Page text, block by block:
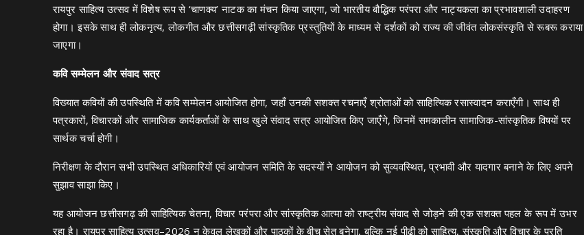
रायपुर साहित्य उत्सव में विशेष रूप से ‘चाणक्य’ नाटक का मंचन किया जाएगा, जो भारतीय बौद्धिक परंपरा और नाट्यकला का प्रभावशाली उदाहरण
होगा। इसके साथ ही लोकनृत्य, लोकगीत और छत्तीसगढ़ी सांस्कृतिक प्रस्तुतियों के माध्यम से दर्शकों को राज्य की जीवंत लोकसंस्कृति से रूबरू कराया
जाएगा।
कवि सम्मेलन और संवाद सत्र
विख्यात कवियों की उपस्थिति में कवि सम्मेलन आयोजित होगा, जहाँ उनकी सशक्त रचनाएँ श्रोताओं को साहित्यिक रसास्वादन कराएँगी। साथ ही
पत्रकारों, विचारकों और सामाजिक कार्यकर्ताओं के साथ खुले संवाद सत्र आयोजित किए जाएँगे, जिनमें समकालीन सामाजिक-सांस्कृतिक विषयों पर
सार्थक चर्चा होगी।
निरीक्षण के दौरान सभी उपस्थित अधिकारियों एवं आयोजन समिति के सदस्यों ने आयोजन को सुव्यवस्थित, प्रभावी और यादगार बनाने के लिए अपने
सुझाव साझा किए।
यह आयोजन छत्तीसगढ़ की साहित्यिक चेतना, विचार परंपरा और सांस्कृतिक आत्मा को राष्ट्रीय संवाद से जोड़ने की एक सशक्त पहल के रूप में उभर
रहा है। रायपुर साहित्य उत्सव–2026 न केवल लेखकों और पाठकों के बीच सेतु बनेगा, बल्कि नई पीढ़ी को साहित्य, संस्कृति और विचार के प्रति